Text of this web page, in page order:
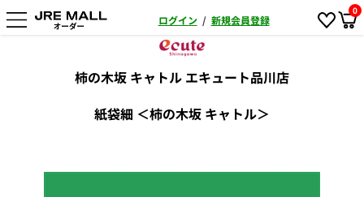
ログイン / 新規会員登録
0
柿の木坂 キャトル エキュート品川店
紙袋細 ＜柿の木坂 キャトル＞